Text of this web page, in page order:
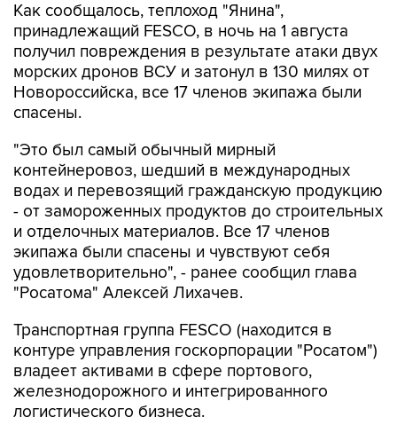
Как сообщалось, теплоход "Янина",
принадлежащий FESCO, в ночь на 1 августа
получил повреждения в результате атаки двух
морских дронов ВСУ и затонул в 130 милях от
Новороссийска, все 17 членов экипажа были
спасены.
"Это был самый обычный мирный
контейнеровоз, шедший в международных
водах и перевозящий гражданскую продукцию
- от замороженных продуктов до строительных
и отделочных материалов. Все 17 членов
экипажа были спасены и чувствуют себя
удовлетворительно", - ранее сообщил глава
"Росатома" Алексей Лихачев.
Транспортная группа FESCO (находится в
контуре управления госкорпорации "Росатом")
владеет активами в сфере портового,
железнодорожного и интегрированного
логистического бизнеса.